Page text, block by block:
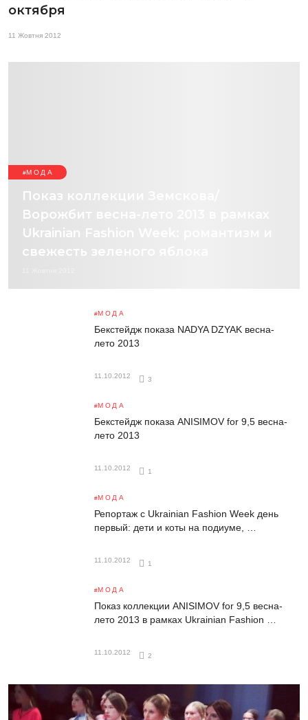
октября
11 Жовтня 2012
МОДА
Показ коллекции Земскова/
Ворожбит весна-лето 2013 в рамках
Ukrainian Fashion Week: романтизм и
свежесть зеленого яблока
МОДА
Бекстейдж показа NADYA DZYAK весна-
лето 2013
11.10.2012
3
МОДА
Бекстейдж показа ANISIMOV for 9,5 весна-
лето 2013
11.10.2012
1
МОДА
Репортаж с Ukrainian Fashion Week день
первый: дети и коты на подиуме, …
11.10.2012
1
МОДА
Показ коллекции ANISIMOV for 9,5 весна-
лето 2013 в рамках Ukrainian Fashion …
11.10.2012
2